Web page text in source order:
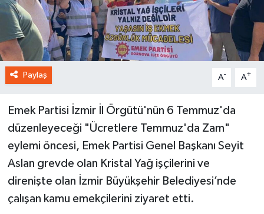
Paylaş A- A+
Emek Partisi İzmir İl Örgütü'nün 6 Temmuz'da
düzenleyeceği "Ücretlere Temmuz'da Zam"
eylemi öncesi, Emek Partisi Genel Başkanı Seyit
Aslan grevde olan Kristal Yağ işçilerini ve
direnişte olan İzmir Büyükşehir Belediyesi’nde
çalışan kamu emekçilerini ziyaret etti.